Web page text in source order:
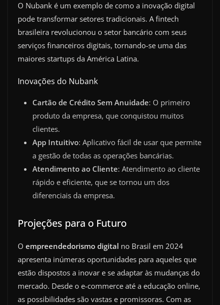
O Nubank é um exemplo de como a inovação digital
pode transformar setores tradicionais. A fintech
brasileira revolucionou o setor bancário com seus
serviços financeiros digitais, tornando-se uma das
maiores startups da América Latina.
Inovações do Nubank
Cartão de Crédito Sem Anuidade: O primeiro
produto da empresa, que conquistou muitos
clientes.
App Intuitivo: Aplicativo fácil de usar que permite
a gestão de todas as operações bancárias.
Atendimento ao Cliente: Atendimento ao cliente
rápido e eficiente, que se tornou um dos
diferenciais da empresa.
Projeções para o Futuro
O empreendedorismo digital no Brasil em 2024
apresenta inúmeras oportunidades para aqueles que
estão dispostos a inovar e se adaptar às mudanças do
mercado. Desde o e-commerce até a educação online,
as possibilidades são vastas e promissoras. Com as